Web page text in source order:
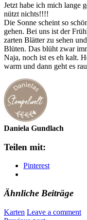
Jetzt habe ich mich lange
nützt nichts!!!!
Die Sonne scheint so
gehen. Bei uns ist der
zarten Blätter zu sehen
Blüten. Das blüht zwar
Naja, noch ist es eh kalt.
warm und dann geht es
Daniela Gundlach
Teilen mit:
Pinterest
Ähnliche Beiträge
Karten Leave a comment